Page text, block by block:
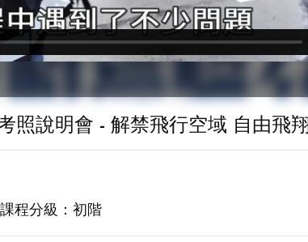
照說明會 - 解禁飛行空域 自由飛
課程分級： 初階